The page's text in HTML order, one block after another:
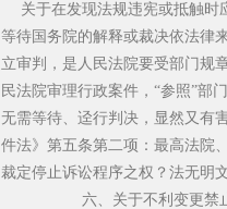
关于在发现法规违宪或抵触时
等待国务院的解释或裁决依法律
立审判，是人民法院要受部门规
民法院审理行政案件，“参照”部
无需等待、迳行判决，显然又有
件法》第五条第二项：最高法院
裁定停止诉讼程序之权？法无明
六、关于不利变更禁止